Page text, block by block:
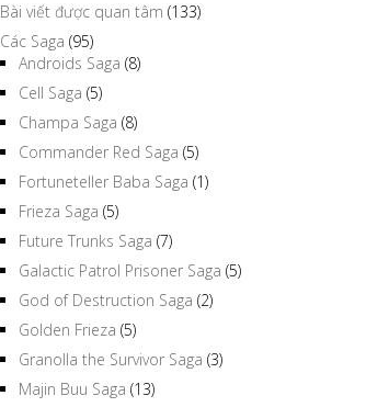
Bài viết được quan tâm (133)
Các Saga (95)
Androids Saga (8)
Cell Saga (5)
Champa Saga (8)
Commander Red Saga (5)
Fortuneteller Baba Saga (1)
Frieza Saga (5)
Future Trunks Saga (7)
Galactic Patrol Prisoner Saga (5)
God of Destruction Saga (2)
Golden Frieza (5)
Granolla the Survivor Saga (3)
Majin Buu Saga (13)